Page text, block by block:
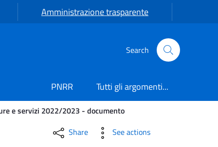
Amministrazione trasparente
Search
PNRR Tutti gli argomenti...
e servizi 2022/2023 - documento
2022/2023 -
Share See actions